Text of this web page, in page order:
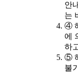
안
는
④
에
하
⑤
불